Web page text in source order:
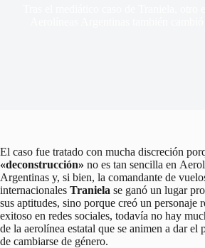
El caso fue tratado con mucha discreción
«deconstrucción» no es tan sencilla en
Argentinas y, si bien, la comandante de
internacionales Traniela se ganó un lugar
sus aptitudes, sino porque creó un personaje
exitoso en redes sociales, todavía no hay
de la aerolínea estatal que se animen a dar el
de cambiarse de género.